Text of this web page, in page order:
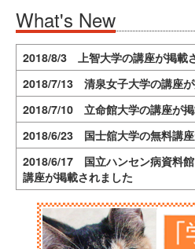
What's New
2018/8/3 上智大学の講座が掲載
2018/7/13 清泉女子大学の講座
2018/7/10 立命館大学の講座が
2018/6/23 国士舘大学の無料講
2018/6/17 国立ハンセン病資料
講座が掲載されました